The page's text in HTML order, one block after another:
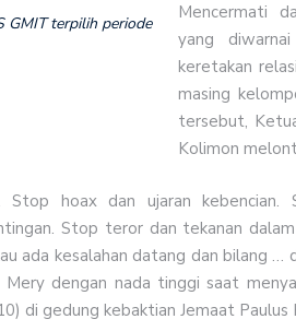
GMIT terpilih periode
Mencermati
yang
keretakan
masing
tersebut,
Kolimon
Stop hoax dan ujaran kebencian.
Stop teror dan tekanan
ada kesalahan datang dan bilang
dengan nada tinggi saat
di gedung kebaktian Jemaat Paulus